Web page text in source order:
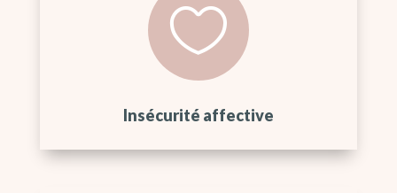

Insécurité affective